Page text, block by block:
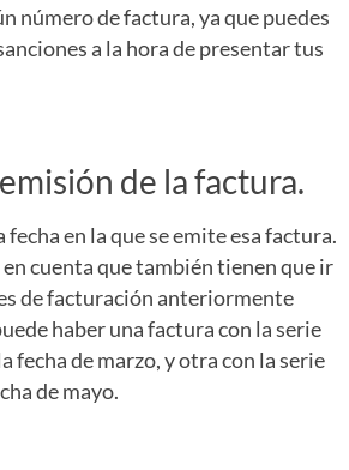
número de factura, ya que puedes
a la hora de presentar tus
de la factura.
en la que se emite esa factura.
cuenta que también tienen que ir
de facturación anteriormente
haber una factura con la serie
fecha de marzo, y otra con la serie
de mayo.